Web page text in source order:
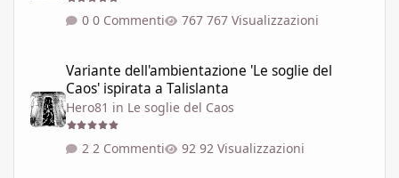
0 Commenti 767 Visualizzazioni
Variante dell'ambientazione 'Le soglie del
Caos' ispirata a Talislanta
Hero81 in Le soglie del Caos
2 Commenti 92 Visualizzazioni